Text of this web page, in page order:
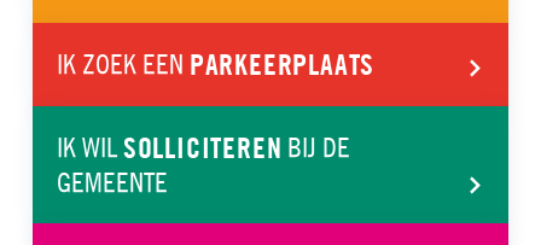
IK ZOEK EEN PARKEER­PLAATS
IK WILSOLLICITEREN BIJ DE
GEMEENTE